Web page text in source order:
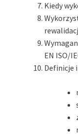
Kiedy
EN ISO/
Definicje